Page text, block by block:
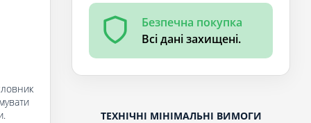
Безпечна покупка
Всі дані захищені.
ТЕХНІЧНІ МІНІМАЛЬНІ ВИМОГИ